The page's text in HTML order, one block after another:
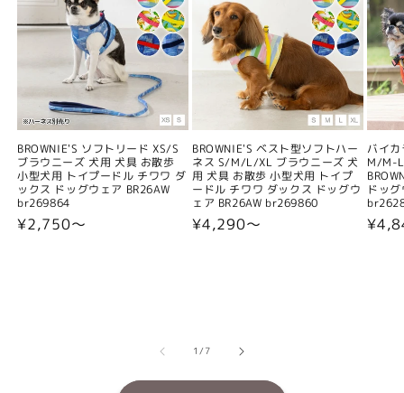
BROWNIE'S ソフトリード XS/S
ブラウニーズ 犬用 犬具 お散歩
小型犬用 トイプードル チワワ ダ
ックス ドッグウェア BR26AW
br269864
通
¥2,750〜
BROWNIE'S ベスト型ソフトハー
ネス S/M/L/XL ブラウニーズ 犬
用 犬具 お散歩 小型犬用 トイプ
ードル チワワ ダックス ドッグウ
ェア BR26AW br269860
通
¥4,290〜
バイ
M/M-
ドッ
通
1/の
7